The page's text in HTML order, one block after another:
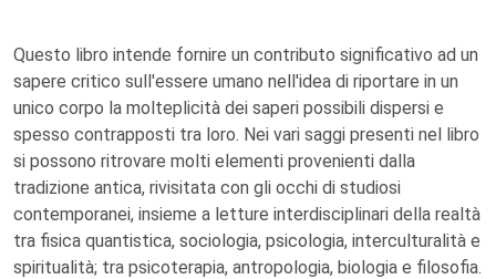
Questo libro intende fornire un contributo significativo ad un
sapere critico sull'essere umano nell'idea di riportare in un
unico corpo la molteplicità dei saperi possibili dispersi e
spesso contrapposti tra loro. Nei vari saggi presenti nel libro
si possono ritrovare molti elementi provenienti dalla
tradizione antica, rivisitata con gli occhi di studiosi
contemporanei, insieme a letture interdisciplinari della realtà
tra fisica quantistica, sociologia, psicologia, interculturalità e
spiritualità; tra psicoterapia, antropologia, biologia e filosofia.